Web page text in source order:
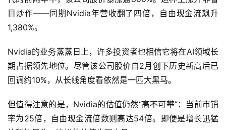
目炒作——同期Nvidia年营收翻了四倍，自由现金流飙升
1,380%。
Nvidia的业务蒸蒸日上，许多投资者也相信它将在AI领域长
期占据领先地位。尽管该公司股价自2月创下历史新高后已
回调约10%，从长线角度看依然是一匹大黑马。
但值得注意的是，Nvidia的估值仍然“高不可攀”：当前市销
率为25倍，自由现金流倍数则高达54倍。即便是增长迅猛